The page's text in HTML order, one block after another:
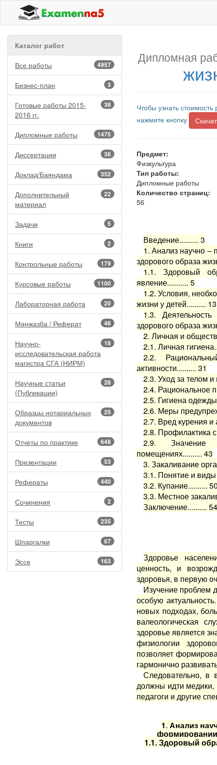
Каталог работ
4957
Все работы
3
Бизнес-план
38
Готовые работы 2015-
2016 гг.
1475
Дипломные работы
36
Диссертации
352
Доклад/Баяндама
22
Дополнительный
материал
5
Задачи
2
Книги
179
Контрольные работы
1100
Курсовые работы
20
Лабораторная работа
46
Мәнжазба / Реферат
18
Научно-
исследовательская работа
магистра СГА (НИРМ)
28
Научные статьи
(Публикации)
25
Образцы нотариальных
документов
648
Отчеты по практике
53
Презентации
440
Рефераты
2
Сочинения
235
Тесты
67
Шпаргалки
163
Эссе
Дипломная
Чтобы узнать
нажмите кнопку
Предмет:
Физкультура
Тип работы:
Дипломные работы
Количество страниц:
56
Введение.......... 3
1. Анализ научно –
здорового образа
1.1. Здоровый
явление........... 5
1.2. Условия,
жизни у детей.......... 13
1.3.
здорового образа
2. Личная и
2.1. Личная
2.2.
активности.......... 31
2.3. Уход за телом
2.4. Рациональное
2.5. Гигиена
2.6. Меры
2.7. Вред курения и
2.8. Профилактика
2.9. Значение
помещениях.......... 43
3. Закаливание
3.1. Понятие и виды
3.2. Купание..........
3.3. Местное
Заключение.......... 54
Здоровье
ценность, и
здоровья, в первую
Изучение проблем
особую
новых подходах,
валеологическая
здоровье является
физиологии
позволяет
гармонично
Следовательно, в
должны идти медики,
педагоги и другие
1. Анализ
формировании
1.1. Здоровый